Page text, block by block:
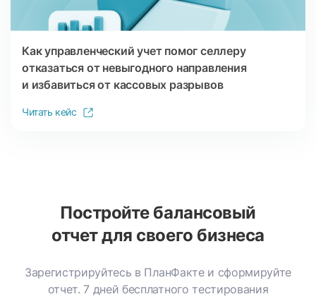
Как управленческий учет помог селлеру
отказаться от невыгодного направления
и избавиться от кассовых разрывов
Читать кейс
Постройте балансовый
отчет для своего бизнеса
Зарегистрируйтесь в ПланФакте и сформируйте
отчет. 7 дней бесплатного тестирования